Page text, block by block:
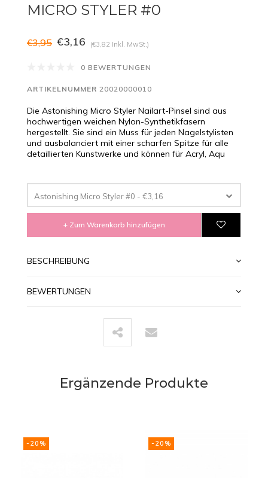
MICRO STYLER #0
€3,95 €3,16 (€3,82 Inkl. MwSt.)
0 BEWERTUNGEN
ARTIKELNUMMER 20020000010
Die Astonishing Micro Styler Nailart-Pinsel sind aus
hochwertigen weichen Nylon-Synthetikfasern
hergestellt. Sie sind ein Muss für jeden Nagelstylisten
und ausbalanciert mit einer scharfen Spitze für alle
detaillierten Kunstwerke und können für Acryl, Aqu
Astonishing Micro Styler #0 - €3,16
+ Zum Warenkorb hinzufügen
BESCHREIBUNG
BEWERTUNGEN
Ergänzende Produkte
-20% -20%